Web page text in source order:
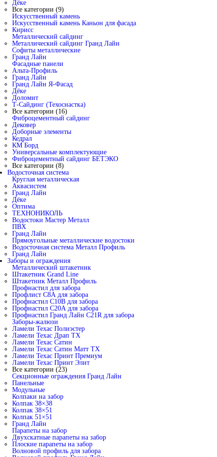
Дёке
Все категории (9)
Искусственный камень
Искусственный камень Каньон для фасада
Кирисс
Металлический сайдинг
Металлический сайдинг Гранд Лайн
Софиты металлические
Гранд Лайн
Фасадные панели
Альта-Профиль
Гранд Лайн
Гранд Лайн Я-Фасад
Дёке
Доломит
Т-Сайдинг (Техоснастка)
Все категории (16)
Фиброцементный сайдинг
Дековер
Доборные элементы
Кедрал
КМ Борд
Универсальные комплектующие
Фиброцементный сайдинг БЕТЭКО
Все категории (8)
Водосточная система
Круглая металлическая
Аквасистем
Гранд Лайн
Дёке
Оптима
ТЕХНОНИКОЛЬ
Водостоки Мастер Металл
ПВХ
Гранд Лайн
Прямоугольные металлические водостоки
Водосточная система Металл Профиль
Гранд Лайн
Заборы и ограждения
Металлический штакетник
Штакетник Grand Line
Штакетник Металл Профиль
Профнастил для забора
Профлист С8А для забора
Профнастил С10В для забора
Профнастил С20А для забора
Профнастил Гранд Лайн С21R для забора
Заборы-жалюзи
Ламели Техас Полиэстер
Ламели Техас Драп ТХ
Ламели Техас Сатин
Ламели Техас Сатин Матт ТХ
Ламели Техас Принт Премиум
Ламели Техас Принт Элит
Все категории (23)
Секционные ограждения Гранд Лайн
Панельные
Модульные
Колпаки на забор
Колпак 38×38
Колпак 38×51
Колпак 51×51
Гранд Лайн
Парапеты на забор
Двухскатные парапеты на забор
Плоские парапеты на забор
Волновой профиль для забора